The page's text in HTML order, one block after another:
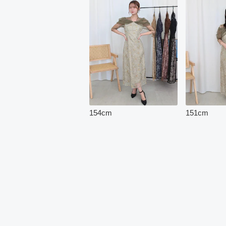
154cm 151cm